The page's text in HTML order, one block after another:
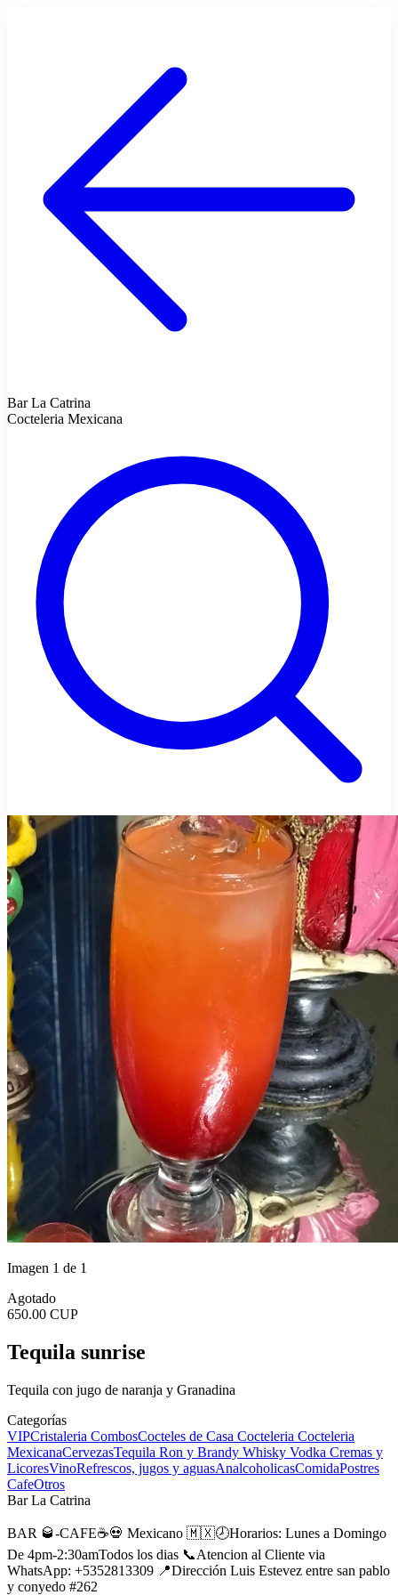
Bar La Catrina
Cocteleria Mexicana
Imagen 1 de 1
Agotado
650.00 CUP
Tequila sunrise
Tequila con jugo de naranja y Granadina
Categorías
VIPCristaleria CombosCocteles de Casa Cocteleria Cocteleria
MexicanaCervezasTequila Ron y Brandy Whisky Vodka Cremas y
LicoresVinoRefrescos, jugos y aguasAnalcoholicasComidaPostres
CafeOtros
Bar La Catrina
BAR 🥃-CAFE☕️💀 Mexicano 🇲🇽🕗Horarios: Lunes a Domingo
De 4pm-2:30amTodos los dias 📞Atencion al Cliente via
WhatsApp: +5352813309 📍Dirección Luis Estevez entre san pablo
y conyedo #262